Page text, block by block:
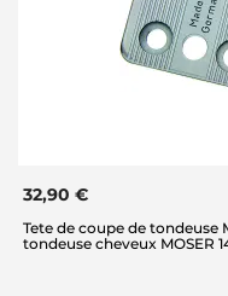
32,90 €
Tete de coupe de tondeuse
tondeuse cheveux MOSER